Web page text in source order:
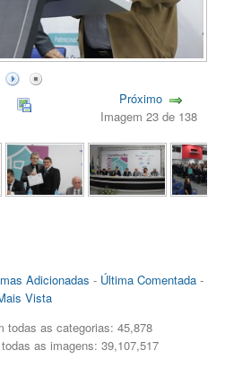
Próximo
Imagem 23 de 138
Adicionadas - Última Comentada-
Vista
todas as categorias: 45,878
as imagens: 39,107,517